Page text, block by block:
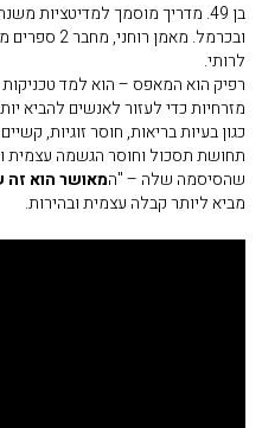
לרותי.
רפיק הוא המאפס – הוא למד טכניקות
מזרחיות כדי לעזור לאנשים להביא
כגון בעיות בריאות, חוסר זוגיות,
תחושת תסכול וחוסר הגשמה עצמית
שהסיסמה שלה – "המאושר הוא זה
מביא ליותר קבלה עצמית ובהירות.